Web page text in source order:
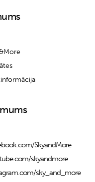
SkyandMore
skyandmore
sky_and_more